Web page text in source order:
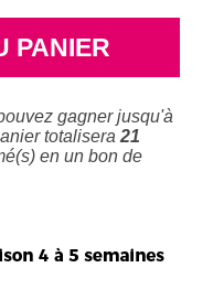
PANIER
gagner jusqu'à
totalisera 21
en un bon de